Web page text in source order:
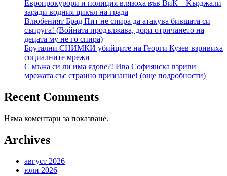
Европрокурори и полиция влязоха във ВиК – Кърджали
заради водния цикъл на града
Влюбеният Брад Пит не спира да атакува бившата си
съпруга! (Войната продължава, дори отричането на
децата му не го спира)
Брутални СНИМКИ убийците на Георги Кузев взривиха
социалните мрежи
С мъжа си ли има ядове?! Ива Софиянска взриви
мрежата със странно признание! (още подробности)
Recent Comments
Няма коментари за показване.
Archives
август 2026
юли 2026